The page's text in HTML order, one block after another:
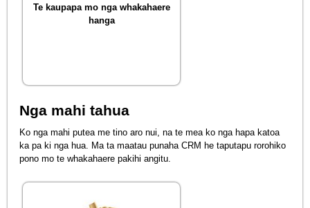
Te kaupapa mo nga whakahaere
hanga
Nga mahi tahua
Ko nga mahi putea me tino aro nui, na te mea ko nga hapa katoa
ka pa ki nga hua. Ma ta maatau punaha CRM he taputapu rorohiko
pono mo te whakahaere pakihi angitu.